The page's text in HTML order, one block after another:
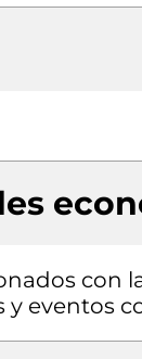
con
eventos